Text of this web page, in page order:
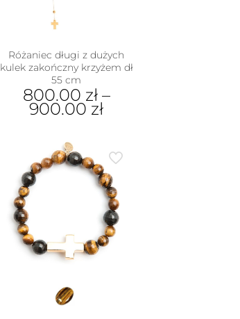
Różaniec długi z dużych
kulek zakończny krzyżem dł
55 cm
800.00 zł–
900.00 zł
produkt
ma
wiele
wariantów.
na
stronie